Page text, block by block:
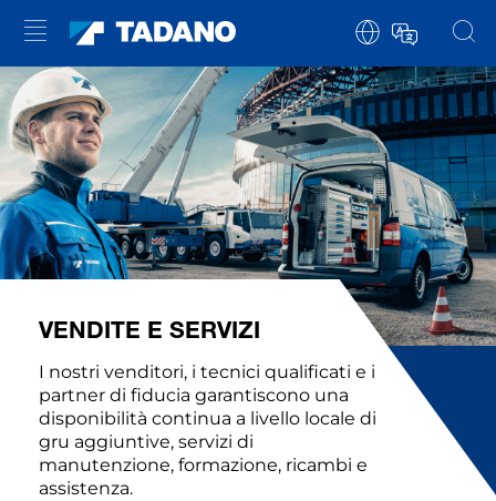
VENDITE E SERVIZI
I nostri venditori, i tecnici qualificati e i
partner di fiducia garantiscono una
disponibilità continua a livello locale di
gru aggiuntive, servizi di
manutenzione, formazione, ricambi e
assistenza.